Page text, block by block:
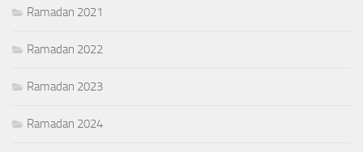
Ramadan 2021
Ramadan 2022
Ramadan 2023
Ramadan 2024